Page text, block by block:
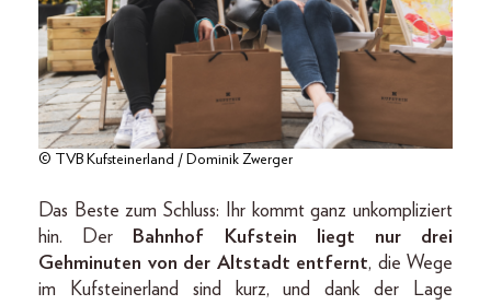
© TVB Kufsteinerland / Dominik Zwerger
Das Beste zum Schluss: Ihr kommt ganz unkompliziert
hin. Der Bahnhof Kufstein liegt nur drei
Gehminuten von der Altstadt entfernt, die Wege
im Kufsteinerland sind kurz, und dank der Lage